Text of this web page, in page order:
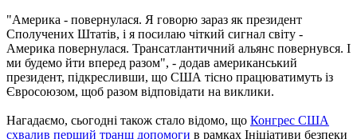
"Америка - повернулася. Я говорю зараз як президент
Сполучених Штатів, і я посилаю чіткий сигнал світу -
Америка повернулася. Трансатлантичний альянс повернувся. І
ми будемо йти вперед разом", - додав американський
президент, підкресливши, що США тісно працюватимуть із
Євросоюзом, щоб разом відповідати на виклики.
Нагадаємо, сьогодні також стало відомо, що Конгрес США
схвалив перший транш допомоги в рамках Ініціативи безпеки